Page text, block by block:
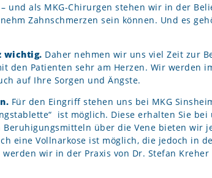
– und als MKG-Chirurgen stehen wir in der
Zahnschmerzen sein können. Und es
wichtig. Daher nehmen wir uns viel Zeit zur
den Patienten sehr am Herzen. Wir werden
auf Ihre Sorgen und Ängste.
Für den Eingriff stehen uns bei MKG
ist möglich. Diese erhalten Sie
Beruhigungsmitteln über die Vene bieten wir
eine Vollnarkose ist möglich, die jedoch in
wir in der Praxis von Dr. Stefan